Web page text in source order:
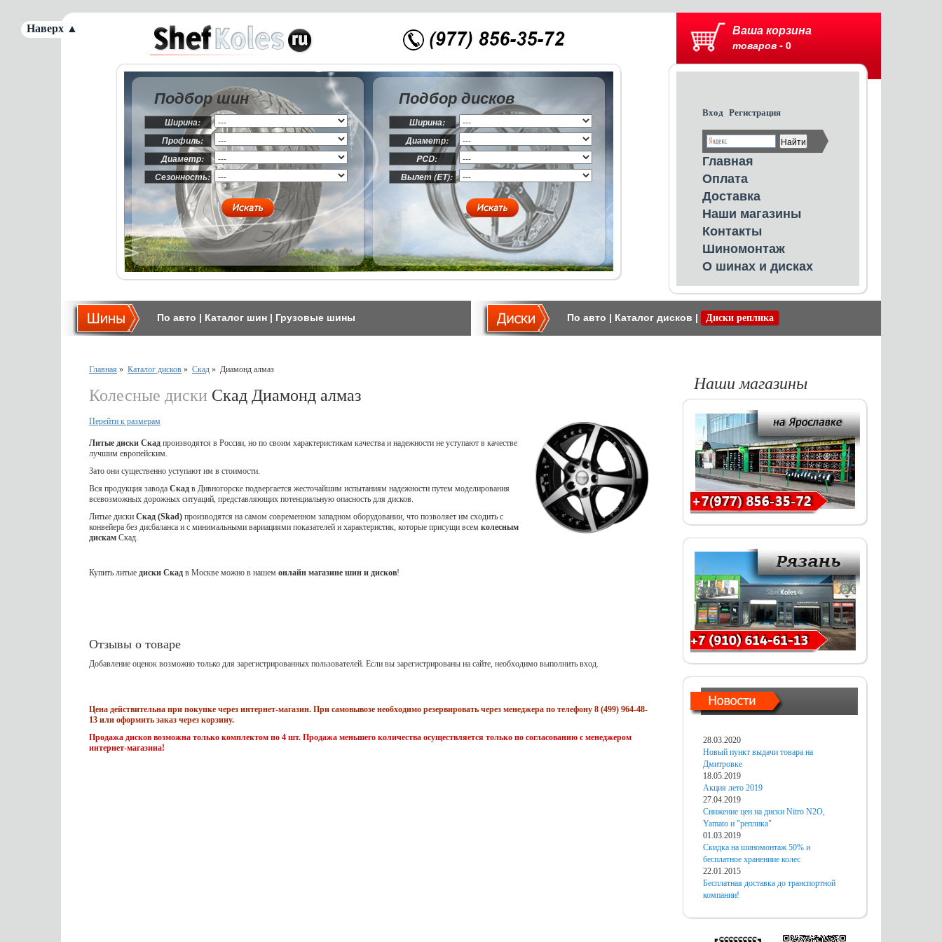
Ваша корзина
товаров - 0
Вход Регистрация
Главная
Оплата
Доставка
Наши магазины
Контакты
Шиномонтаж
О шинах и дисках
Подбор шин
Ширина:
Профиль:
Диаметр:
Сезонность:
Подбор дисков
Ширина:
Диаметр:
PCD:
Вылет (ET):
По авто | Каталог шин | Грузовые шины По авто | Каталог дисков | Диски реплика
Главная » Каталог дисков » Скад » Диамонд алмаз
Колесные диски Скад Диамонд алмаз
Перейти к размерам
Литые диски Скад производятся в России, но по своим характеристикам качества и надежности не уступают в качестве
лучшим европейским.
Зато они существенно уступают им в стоимости.
Вся продукция завода Скад в Дивногорске подвергается жесточайшим испытаниям надежности путем моделирования
всевозможных дорожных ситуаций, представляющих потенциальную опасность для дисков.
Литые диски Скад (Skad) производятся на самом современном западном оборудовании, что позволяет им сходить с
конвейера без дисбаланса и с минимальными вариациями показателей и характеристик, которые присущи всем колесным
дискам Скад.
Купить литые диски Скад в Москве можно в нашем онлайн магазине шин и дисков!
Отзывы о товаре
Добавление оценок возможно только для зарегистрированных пользователей. Если вы зарегистрированы на сайте, необходимо выполнить вход.
Цена действительна при покупке через интернет-магазин. При самовывозе необходимо резервировать через менеджера по телефону 8 (499) 964-48-
13 или оформить заказ через корзину.
Продажа дисков возможна только комплектом по 4 шт. Продажа меньшего количества осуществляется только по согласованию с менеджером
интернет-магазина!
Наши магазины
28.03.2020
Новый пункт выдачи товара на
Дмитровке
18.05.2019
Акция лето 2019
27.04.2019
Снижение цен на диски Nitro N2O,
Yamato и "реплика"
01.03.2019
Скидка на шиномонтаж 50% и
бесплатное хранениие колес
22.01.2015
Бесплатная доставка до транспортной
компании!
Наверх ▲